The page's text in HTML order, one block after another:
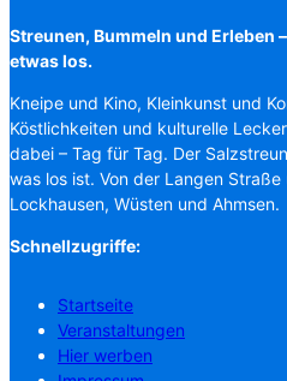
Streunen, Bummeln und Erleben
etwas los.
Kneipe und Kino, Kleinkunst und
Köstlichkeiten und kulturelle
dabei – Tag für Tag. Der
was los ist. Von der Langen
Lockhausen, Wüsten und Ahmsen.
Schnellzugriffe:
Startseite
Veranstaltungen
Hier werben